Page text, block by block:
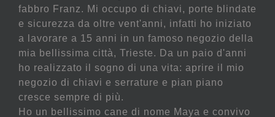
fabbro Franz. Mi occupo di chiavi, porte blindate
e sicurezza da oltre vent'anni, infatti ho iniziato
a lavorare a 15 anni in un famoso negozio della
mia bellissima città, Trieste. Da un paio d'anni
ho realizzato il sogno di una vita: aprire il mio
negozio di chiavi e serrature e pian piano
cresce sempre di più.
Ho un bellissimo cane di nome Maya e convivo